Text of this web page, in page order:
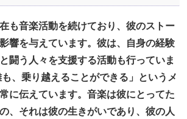
も音楽活動を続けており、彼のストー
響を与えています。彼は、自身の経験
闘う人々を支援する活動も行っていま
、乗り越えることができる」というメ
に伝えています。音楽は彼にとってた
、それは彼の生きがいであり、彼の人